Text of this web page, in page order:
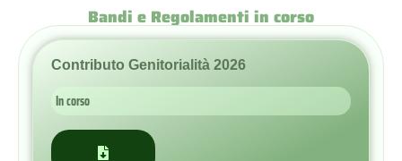
Regolamento contributo alle aziende per
l’attivazione di tirocini 2026